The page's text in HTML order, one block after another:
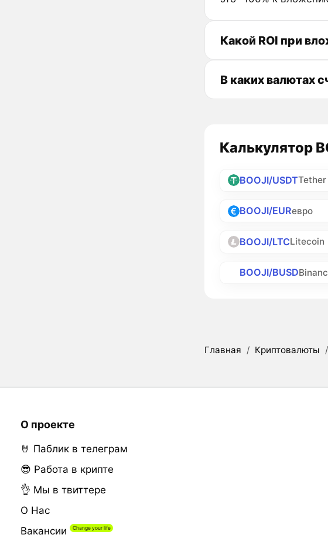
Какой ROI при
В каких валютах
Калькулятор
BOOJI/USDTTether
BOOJI/EURевро
BOOJI/LTCLitecoin
BOOJI/BUSD
Главная / Криптовалюты /
О проекте
🤘 Паблик в телеграм
😎 Работа в крипте
👌 Мы в твиттере
О Нас
Вакансии